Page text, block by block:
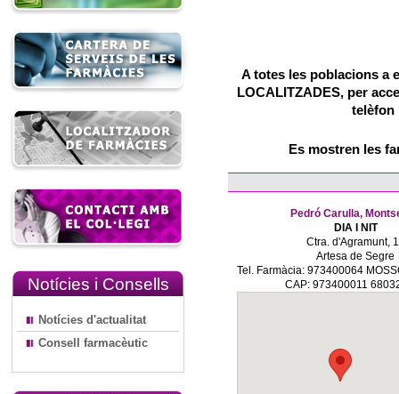
Notícies i Consells
Notícies d'actualitat
Consell farmacèutic
A totes les poblacions a
LOCALITZADES, per
telèfon
Es mostren les
Pedró Carulla,
DIA I NIT
Ctra. d'Agramunt,
Artesa de Segre
Tel. Farmàcia: 973400064
CAP: 973400011